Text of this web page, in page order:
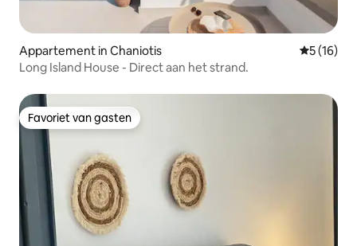
Appartement in Chaniotis
5 (16)
Long Island House - Direct aan het strand.
Favoriet van gasten
Favoriet van gasten